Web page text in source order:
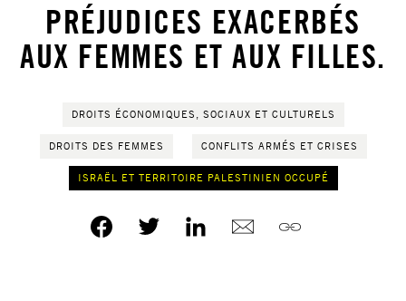
PRÉJUDICES EXACERBÉS
AUX FEMMES ET AUX FILLES.
DROITS ÉCONOMIQUES, SOCIAUX ET CULTURELS
DROITS DES FEMMES CONFLITS ARMÉS ET CRISES
ISRAËL ET TERRITOIRE PALESTINIEN OCCUPÉ